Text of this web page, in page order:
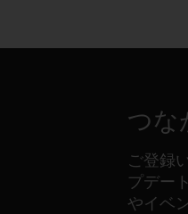
つな
ご登録
プデー
やイベ